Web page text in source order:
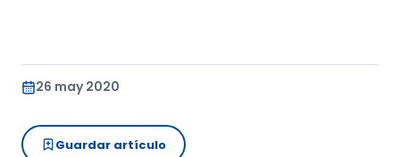
26 may 2020
Guardar artículo